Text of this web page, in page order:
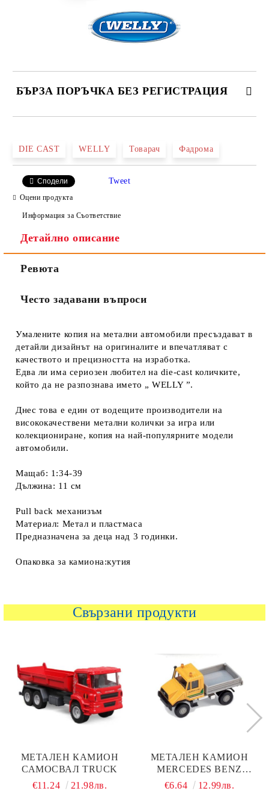
БЪРЗА ПОРЪЧКА БЕЗ РЕГИСТРАЦИЯ
Ние ще се свържем с вас в рамките на работния ден.
DIE CAST WELLY Товарач Фадрома
Сподели Tweet
Оцени продукта
Информация за Съответствие
Детайлно описание
Ревюта
Често задавани въпроси
Умалените копия на метални автомобили пресъздават в
детайли дизайнът на оригиналите и впечатляват с
качеството и прецизността на изработка.
Едва ли има сериозен любител на die-cast количките,
който да не разпознава името „ WELLY ”.
Днес това е един от водещите производители на
висококачествени метални колички за игра или
колекциониране, копия на най-популярните модели
автомобили.
Мащаб: 1:34-39
Дължина: 11 см
Pull back механизъм
Материал: Метал и пластмаса
Предназначена за деца над 3 годинки.
Опаковка за камиона:кутия
Свързани продукти
МЕТАЛЕН КАМИОН
САМОСВАЛ TRUCK
€11.24
21.98лв.
МЕТАЛЕН КАМИОН
MERCEDES BENZ
WELLY URBAN 1:34-39
€6.64 12.99лв.